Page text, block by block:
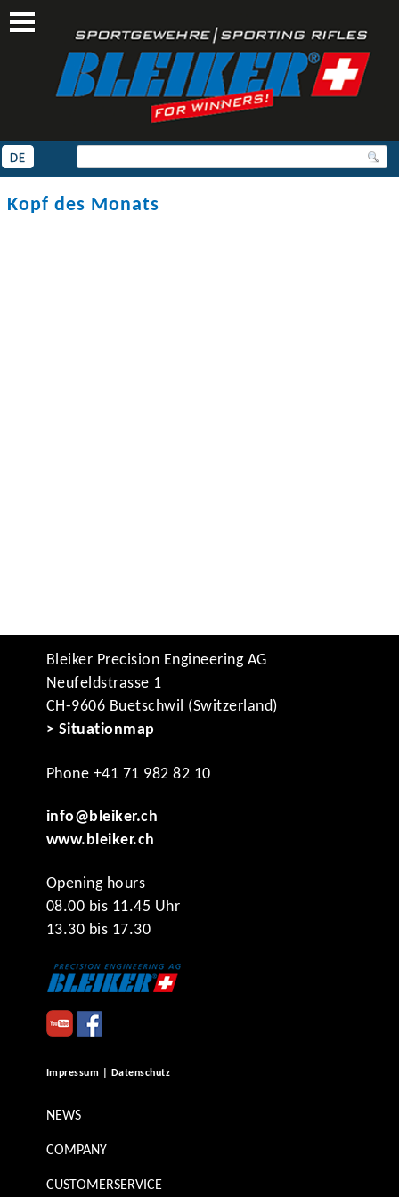
Kopf des Monats
Bleiker Precision Engineering AG
Neufeldstrasse 1
CH-9606 Buetschwil (Switzerland)
> Situationmap
Phone +41 71 982 82 10
info@bleiker.ch
www.bleiker.ch
Opening hours
08.00 bis 11.45 Uhr
13.30 bis 17.30
Impressum | Datenschutz
NEWS
COMPANY
CUSTOMERSERVICE